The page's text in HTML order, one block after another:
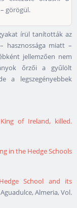
görögül.
írül tanították az
hasznossága miatt –
jellemzően nem
őrzői a gyűlölt
a legszegényebbek
of Ireland, killed.
in the Hedge Schools
School and its
Almeria, Vol.